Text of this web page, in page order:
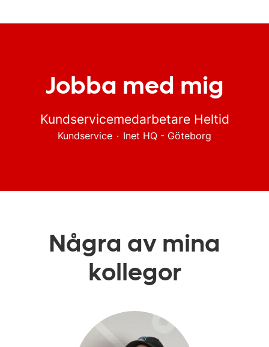
Jobba med mig
Kundservicemedarbetare Heltid
Kundservice · Inet HQ - Göteborg
Några av mina
kollegor